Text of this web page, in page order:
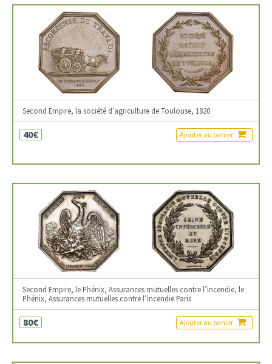
Second Empire, la société d’agriculture de Toulouse, 1820
40€ Ajouter au panier
Second Empire, le Phénix, Assurances mutuelles contre l’incendie, le
Phénix, Assurances mutuelles contre l’incendie Paris
80€ Ajouter au panier